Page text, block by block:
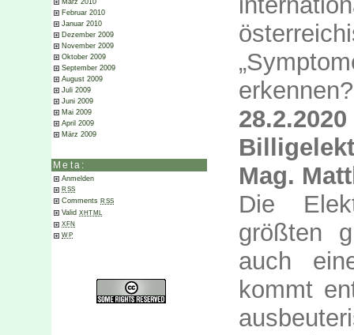
März 2010
Februar 2010
Januar 2010
Dezember 2009
November 2009
Oktober 2009
September 2009
August 2009
Juli 2009
Juni 2009
Mai 2009
April 2009
März 2009
Meta:
Anmelden
RSS
Comments RSS
Valid XHTML
XFN
WP
erkennen?
28.2.2020
Mag.
Die
größten
auch
kommt